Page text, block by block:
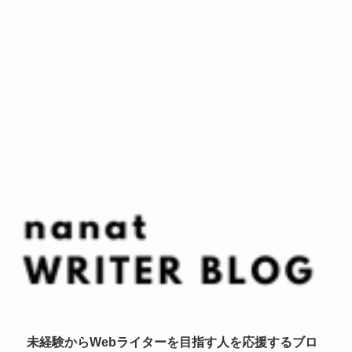
未経験からWebライターを目指す人を応援するブロ